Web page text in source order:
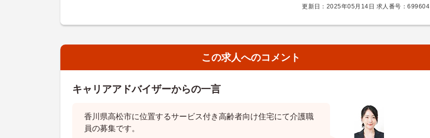
更新日：2025年05月14日 求人番号：699604
この求人へのコメント
キャリアアドバイザーからの一言
香川県高松市に位置するサービス付き高齢者向け住宅にて介護職
員の募集です。